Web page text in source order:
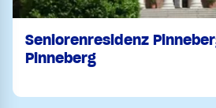
Seniorenresidenz
Pinneberg